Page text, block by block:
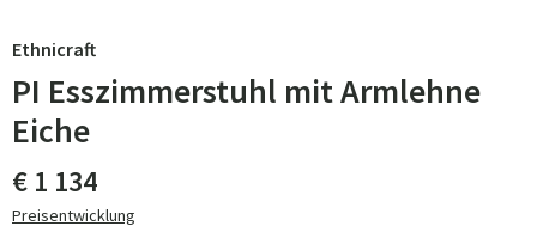
Ethnicraft
PI Esszimmerstuhl mit Armlehne
Eiche
€ 1 134
Preisentwicklung